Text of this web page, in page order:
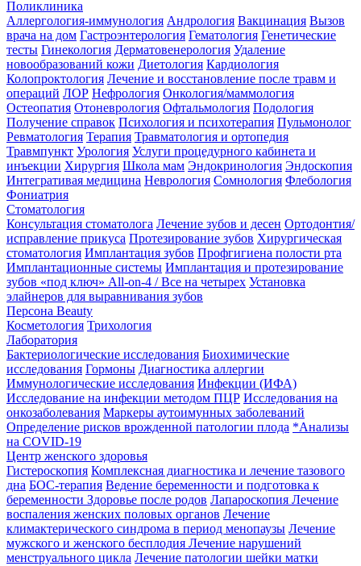
Поликлиника
Аллергология-иммунология Андрология Вакцинация Вызов
врача на дом Гастроэнтерология Гематология Генетические
тесты Гинекология Дерматовенерология Удаление
новообразований кожи Диетология Кардиология
Колопроктология Лечение и восстановление после травм и
операций ЛОР Нефрология Онкология/маммология
Остеопатия Отоневрология Офтальмология Подология
Получение справок Психология и психотерапия Пульмонолог
Ревматология Терапия Травматология и ортопедия
Травмпункт Урология Услуги процедурного кабинета и
инъекции Хирургия Школа мам Эндокринология Эндоскопия
Интегративая медицина Неврология Сомнология Флебология
Фониатрия
Стоматология
Консультация стоматолога Лечение зубов и десен Ортодонтия/
исправление прикуса Протезирование зубов Хирургическая
стоматология Имплантация зубов Профгигиена полости рта
Имплантационные системы Имплантация и протезирование
зубов «под ключ» All-on-4 / Все на четырех Установка
элайнеров для выравнивания зубов
Персона Beauty
Косметология Трихология
Лаборатория
Бактериологические исследования Биохимические
исследования Гормоны Диагностика аллергии
Иммунологические исследования Инфекции (ИФА)
Исследование на инфекции методом ПЦР Исследования на
онкозаболевания Маркеры аутоимунных заболеваний
Определение рисков врожденной патологии плода *Анализы
на COVID-19
Центр женского здоровья
Гистероскопия Комплексная диагностика и лечение тазового
дна БОС-терапия Ведение беременности и подготовка к
беременности Здоровье после родов Лапароскопия Лечение
воспаления женских половых органов Лечение
климактерического синдрома в период менопаузы Лечение
мужского и женского бесплодия Лечение нарушений
менструального цикла Лечение патологии шейки матки